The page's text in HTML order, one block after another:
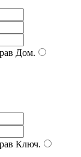
Дом.
Ключ.